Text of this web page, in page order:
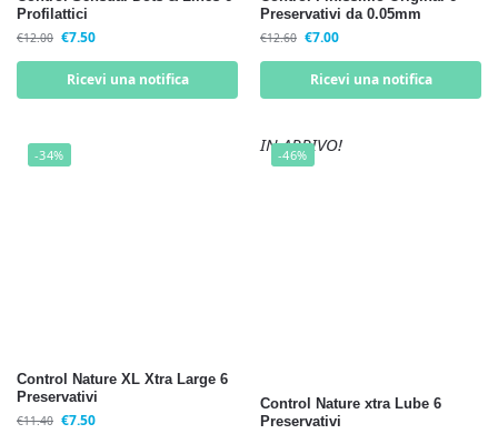
Profilattici
€12.00 €7.50
Ricevi una notifica
Preservativi da 0.05mm
€12.60 €7.00
Ricevi una notifica
-34%
Control Nature XL Xtra Large 6
Preservativi
€11.40 €7.50
-46%
IN ARRIVO!
Control Nature xtra Lube 6
Preservativi